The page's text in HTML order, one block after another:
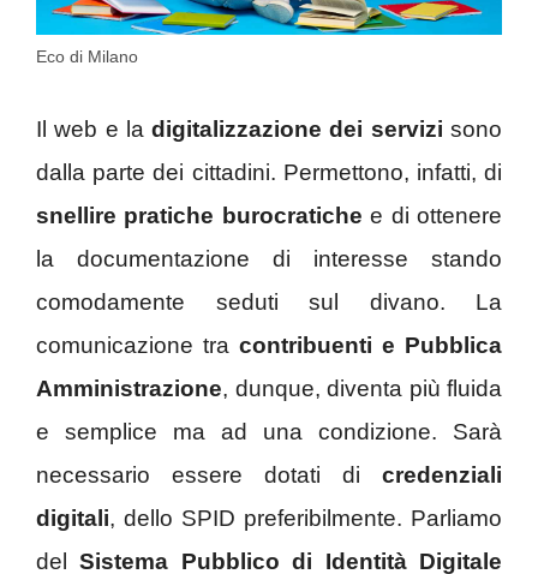
Eco di Milano
Il web e la digitalizzazione dei servizi sono
dalla parte dei cittadini. Permettono, infatti, di
snellire pratiche burocratiche e di ottenere
la documentazione di interesse stando
comodamente seduti sul divano. La
comunicazione tra contribuenti e Pubblica
Amministrazione, dunque, diventa più fluida
e semplice ma ad una condizione. Sarà
necessario essere dotati di credenziali
digitali, dello SPID preferibilmente. Parliamo
delSistema Pubblico di Identità Digitale